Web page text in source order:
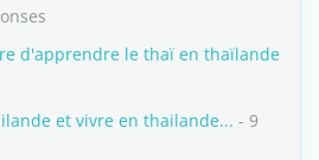
d'apprendre le thaï en thaïlande
et vivre en thailande... - 9